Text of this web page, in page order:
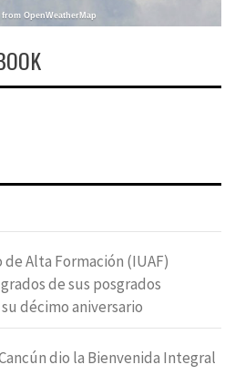
OpenWeatherMap
Alta Formación (IUAF)
de sus posgrados
décimo aniversario
dio la Bienvenida Integral